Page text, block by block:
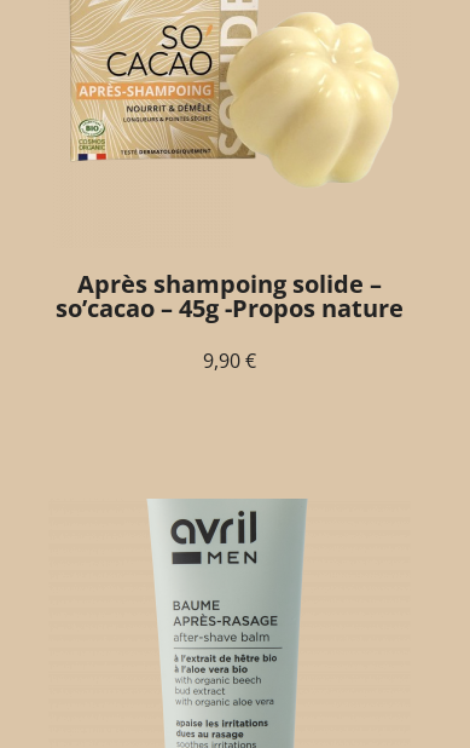
Après shampoing solide –
so’cacao – 45g -Propos nature
9,90€